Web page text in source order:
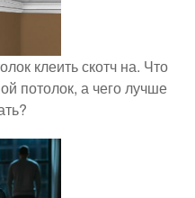
клеить скотч на. Что
потолок, а чего лучше